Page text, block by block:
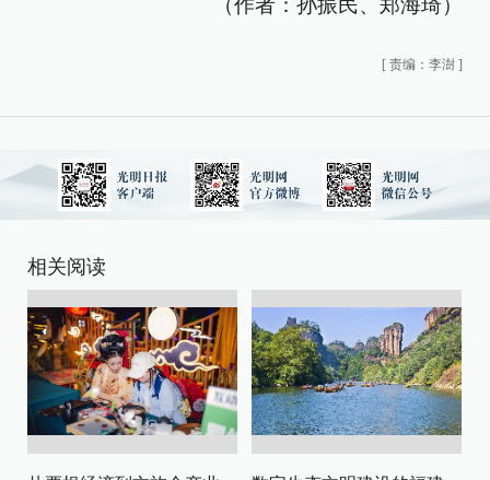
（作者：孙振民、郑海琦）
[ 责编：李澍 ]
相关阅读